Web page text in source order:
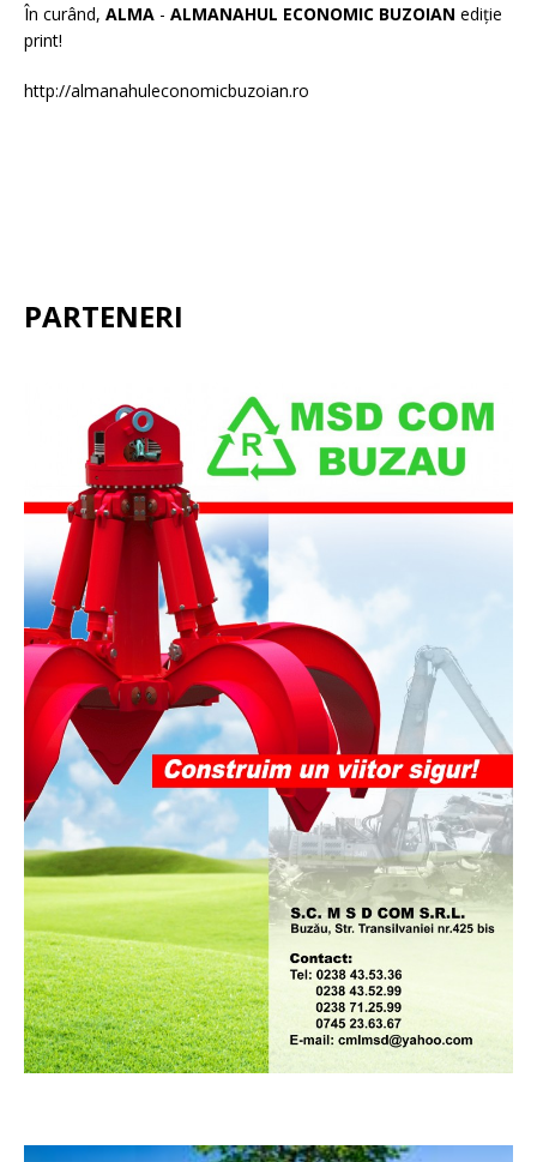
În curând, ALMA - ALMANAHUL ECONOMIC BUZOIAN ediție
print!
http://almanahuleconomicbuzoian.ro
PARTENERI